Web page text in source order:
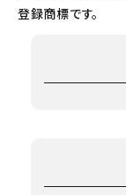
登録商標です。